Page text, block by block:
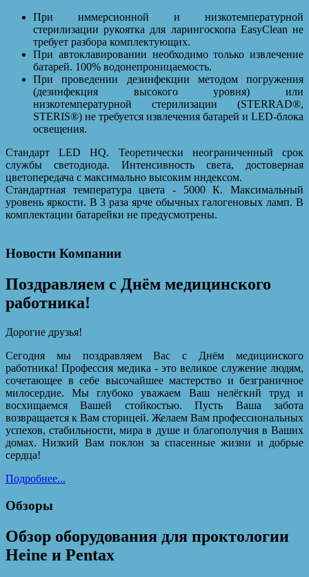
При иммерсионной и низкотемпературной
стерилизации рукоятка для ларингоскопа EasyClean не
требует разбора комплектующих.
При автоклавировании необходимо только извлечение
батарей. 100% водонепроницаемость.
При проведении дезинфекции методом погружения
(дезинфекция высокого уровня) или
низкотемпературной стерилизации (STERRAD®,
STERIS®) не требуется извлечения батарей и LED-блока
освещения.
Стандарт LED HQ. Теоретически неограниченный срок
службы светодиода. Интенсивность света, достоверная
цветопередача с максимально высоким индексом.
Стандартная температура цвета - 5000 К. Максимальный
уровень яркости. В 3 раза ярче обычных галогеновых ламп. В
комплектации батарейки не предусмотрены.
Новости Компании
Поздравляем с Днём медицинского
работника!
Дорогие друзья!
Сегодня мы поздравляем Вас с Днём медицинского
работника! Профессия медика - это великое служение людям,
сочетающее в себе высочайшее мастерство и безграничное
милосердие. Мы глубоко уважаем Ваш нелёгкий труд и
восхищаемся Вашей стойкостью. Пусть Ваша забота
возвращается к Вам сторицей. Желаем Вам профессиональных
успехов, стабильности, мира в душе и благополучия в Ваших
домах. Низкий Вам поклон за спасенные жизни и добрые
сердца!
Подробнее...
Обзоры
Обзор оборудования для проктологии
Heine и Pentax